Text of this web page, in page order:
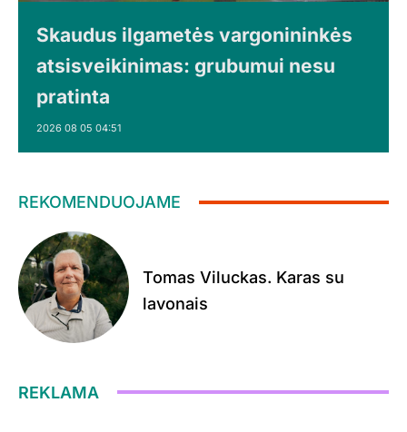
Skaudus ilgametės vargonininkės
atsisveikinimas: grubumui nesu
pratinta
2026 08 05 04:51
REKOMENDUOJAME
Tomas Viluckas. Karas su
lavonais
REKLAMA